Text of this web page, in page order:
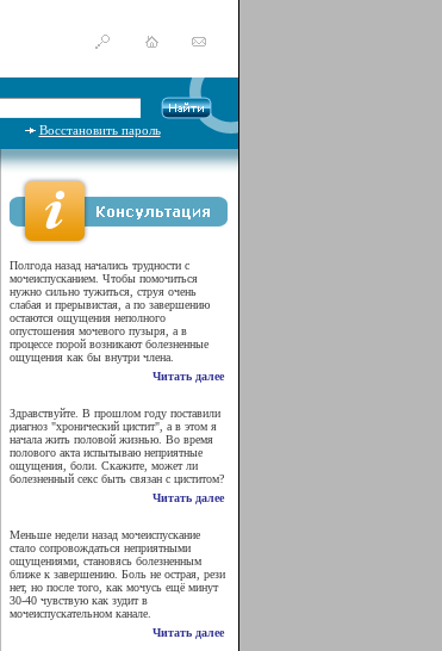
Восстановить пароль
Полгода назад начались трудности с
мочеиспусканием. Чтобы помочиться
нужно сильно тужиться, струя очень
слабая и прерывистая, а по завершению
остаются ощущения неполного
опустошения мочевого пузыря, а в
процессе порой возникают болезненные
ощущения как бы внутри члена.
Читать далее
Здравствуйте. В прошлом году поставили
диагноз "хронический цистит", а в этом я
начала жить половой жизнью. Во время
полового акта испытываю неприятные
ощущения, боли. Скажите, может ли
болезненный секс быть связан с циститом?
Читать далее
Меньше недели назад мочеиспускание
стало сопровождаться неприятными
ощущениями, становясь болезненным
ближе к завершению. Боль не острая, рези
нет, но после того, как мочусь ещё минут
30-40 чувствую как зудит в
мочеиспускательном канале.
Читать далее